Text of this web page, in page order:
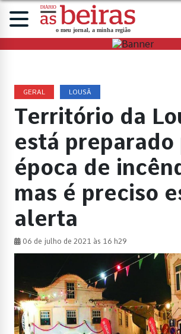
GERAL LOUSÃ
Território da
está preparado
época de
mas é preciso
alerta
06 de julho de 2021 às 16 h29